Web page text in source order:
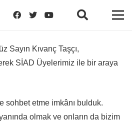
Sayın Kıvanç Taşçı,
SİAD Üyelerimiz ile bir araya
sohbet etme imkânı bulduk.
olmak ve onların da bizim